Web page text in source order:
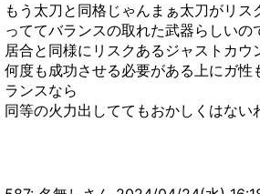
もう太刀と同格じゃんまぁ太刀がリス
っててバランスの取れた武器らしいの
居合と同様にリスクあるジャストカウ
何度も成功させる必要がある上にガ性
ランスなら
同等の火力出しててもおかしくはない